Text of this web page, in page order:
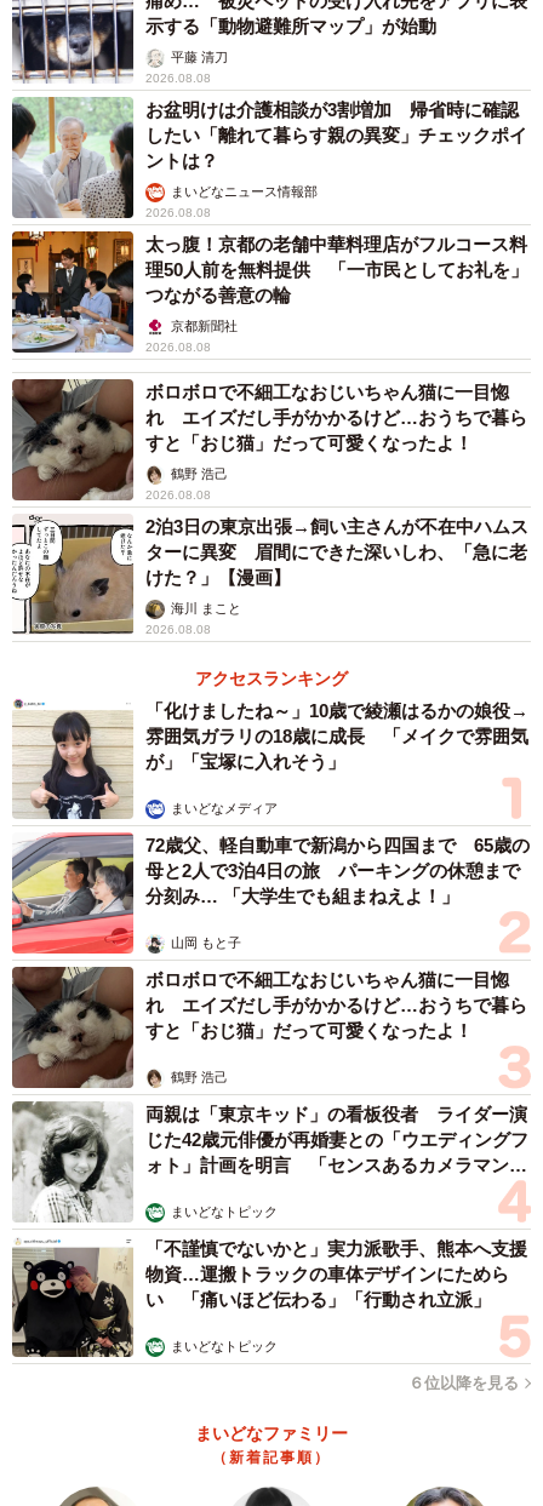
示する「動物避難所マップ」が始動
平藤 清刀
2026.08.08
お盆明けは介護相談が3割増加 帰省時に確認
したい「離れて暮らす親の異変」チェックポイ
ントは？
まいどなニュース情報部
2026.08.08
太っ腹！京都の老舗中華料理店がフルコース料
理50人前を無料提供 「一市民としてお礼を」
つながる善意の輪
京都新聞社
2026.08.08
ボロボロで不細工なおじいちゃん猫に一目惚
れ エイズだし手がかかるけど…おうちで暮ら
すと「おじ猫」だって可愛くなったよ！
鶴野 浩己
2026.08.08
2泊3日の東京出張→飼い主さんが不在中ハムス
ターに異変 眉間にできた深いしわ、「急に老
けた？」【漫画】
海川 まこと
2026.08.08
アクセスランキング
「化けましたね～」10歳で綾瀬はるかの娘役→
雰囲気ガラリの18歳に成長 「メイクで雰囲気
が」「宝塚に入れそう」
まいどなメディア
72歳父、軽自動車で新潟から四国まで 65歳の
母と2人で3泊4日の旅 パーキングの休憩まで
分刻み… 「大学生でも組まねえよ！」
山岡 もと子
ボロボロで不細工なおじいちゃん猫に一目惚
れ エイズだし手がかかるけど…おうちで暮ら
すと「おじ猫」だって可愛くなったよ！
鶴野 浩己
両親は「東京キッド」の看板役者 ライダー演
じた42歳元俳優が再婚妻との「ウエディングフ
ォト」計画を明言 「センスあるカメラマン求
まいどなトピック
「不謹慎でないかと」実力派歌手、熊本へ支援
物資…運搬トラックの車体デザインにためら
い 「痛いほど伝わる」「行動され立派」
まいどなトピック
６位以降を見る
まいどなファミリー
（新着記事順）